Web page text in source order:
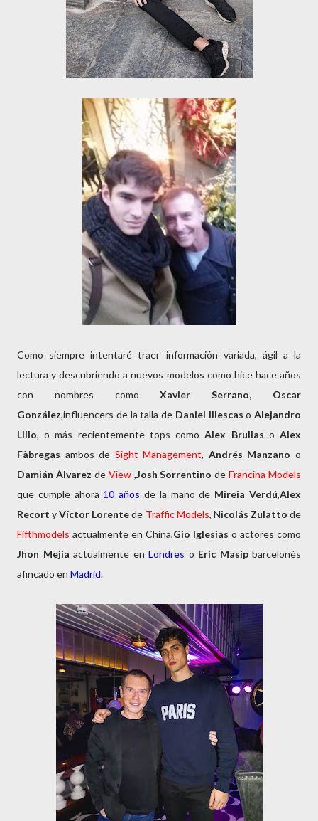
Como siempre intentaré traer información variada, ágil a la
lectura y descubriendo a nuevos modelos como hice hace años
con nombres comoXavier Serrano, Oscar
González,influencers de la talla de Daniel Illescas o Alejandro
Lillo, o más recientemente tops comoAlex Brullas oAlex
Fàbregas ambos de Sight Management, Andrés Manzano o
Damián Álvarez de View ,Josh SorrentinodeFrancina Models
que cumple ahora 10 añosde la mano de Mireia Verdú,Alex
RecortyVíctor Lorentede Traffic Models, Nicolás Zulatto de
Fifthmodels actualmente en China,Gio Iglesias o actores como
Jhon Mejía actualmente en Londres o Eric Masip barcelonés
afincado en Madrid.